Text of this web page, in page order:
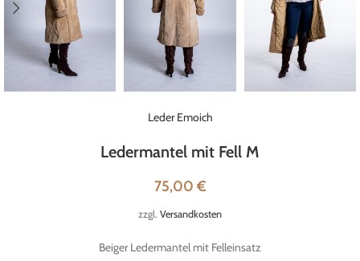
Leder Emoich
Ledermantel mit Fell M
75,00 €
zzgl. Versandkosten
Beiger Ledermantel mit Felleinsatz